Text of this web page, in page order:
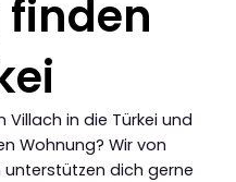
Villach in die Türkei und
Wohnung? Wir von
unterstützen dich gerne